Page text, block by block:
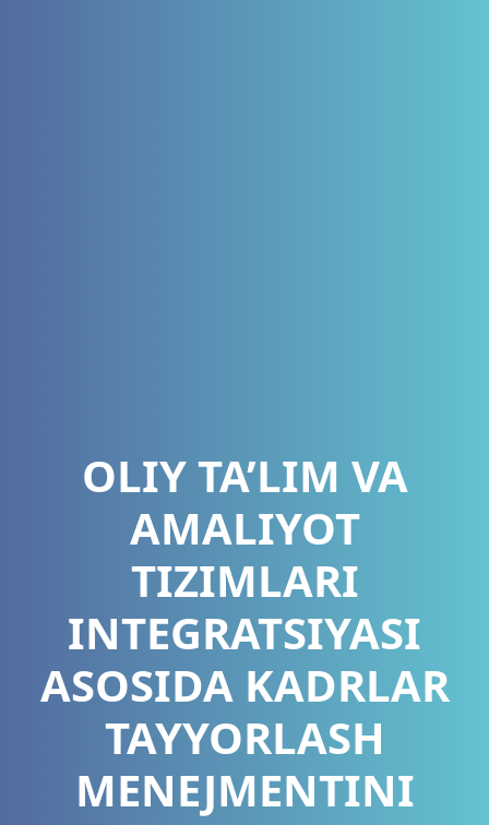
OLIY TA’LIM VA
AMALIYOT
TIZIMLARI
INTEGRATSIYASI
ASOSIDA KADRLAR
TAYYORLASH
MENEJMENTINI